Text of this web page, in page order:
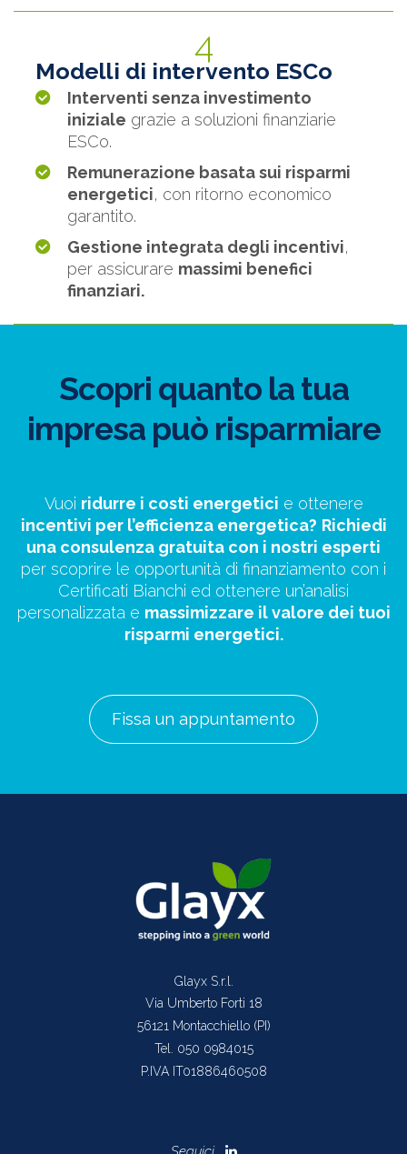
4
Modelli di intervento ESCo
Interventi senza investimento
iniziale grazie a soluzioni finanziarie
ESCo.
Remunerazione basata sui risparmi
energetici, con ritorno economico
garantito.
Gestione integrata degli incentivi,
per assicurare massimi benefici
finanziari.
Scopri quanto la tua
impresa può risparmiare
Vuoi ridurre i costi energetici e ottenere
incentivi per l’efficienza energetica? Richiedi
una consulenza gratuita con i nostri esperti
per scoprire le opportunità di finanziamento con i
Certificati Bianchi ed ottenere un’analisi
personalizzata e massimizzare il valore dei tuoi
risparmi energetici.
Fissa un appuntamento
Glayx S.r.l.
Via Umberto Forti 18
56121 Montacchiello (PI)
Tel. 050 0984015
P.IVA IT01886460508